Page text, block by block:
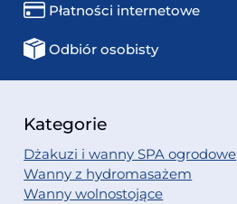
Płatności internetowe
Odbiór osobisty
Kategorie
Dżakuzi i wanny SPA ogrodowe
Wanny z hydromasażem
Wanny wolnostojące